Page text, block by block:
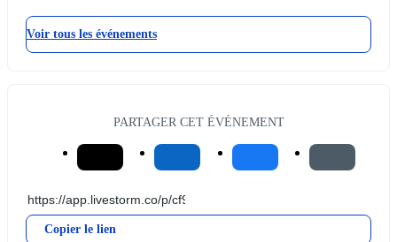
Voir tous les événements
PARTAGER CET ÉVÉNEMENT
Copier le lien